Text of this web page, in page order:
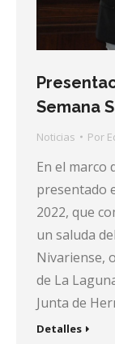
Semana
Noticias Por
En el marco
presentado
2022, que
un saluda
Nivariense,
de La
Junta de
Detalles